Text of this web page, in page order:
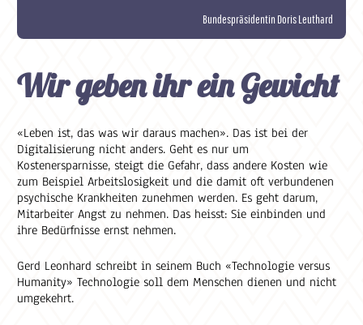
Bundespräsidentin Doris Leuthard
Wir geben ihr ein Gewicht
«Leben ist, das was wir daraus machen». Das ist bei der
Digitalisierung nicht anders. Geht es nur um
Kostenersparnisse, steigt die Gefahr, dass andere Kosten wie
zum Beispiel Arbeitslosigkeit und die damit oft verbundenen
psychische Krankheiten zunehmen werden. Es geht darum,
Mitarbeiter Angst zu nehmen. Das heisst: Sie einbinden und
ihre Bedürfnisse ernst nehmen.
Gerd Leonhard schreibt in seinem Buch «Technologie versus
Humanity» Technologie soll dem Menschen dienen und nicht
umgekehrt.